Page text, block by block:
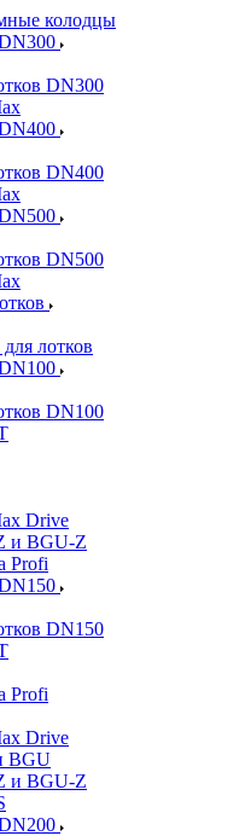
колодцы
DN300
DN400
DN500
лотков
DN100
Drive
и BGU-Z
Profi
DN150
Profi
Drive
BGU
и BGU-Z